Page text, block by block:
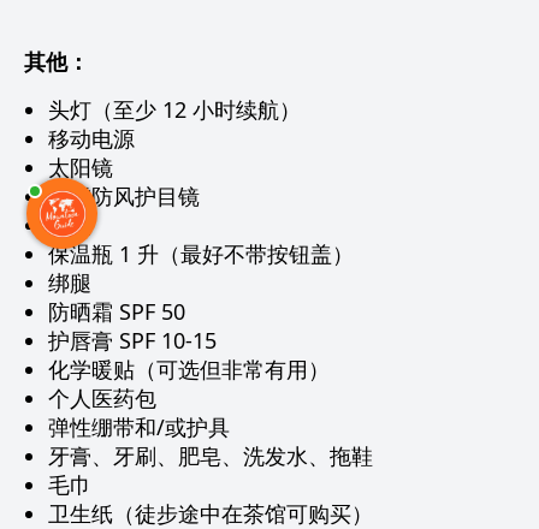
其他：
头灯（至少 12 小时续航）
移动电源
太阳镜
滑雪防风护目镜
雨披
保温瓶 1 升（最好不带按钮盖）
绑腿
防晒霜 SPF 50
护唇膏 SPF 10-15
化学暖贴（可选但非常有用）
个人医药包
弹性绷带和/或护具
牙膏、牙刷、肥皂、洗发水、拖鞋
毛巾
卫生纸（徒步途中在茶馆可购买）